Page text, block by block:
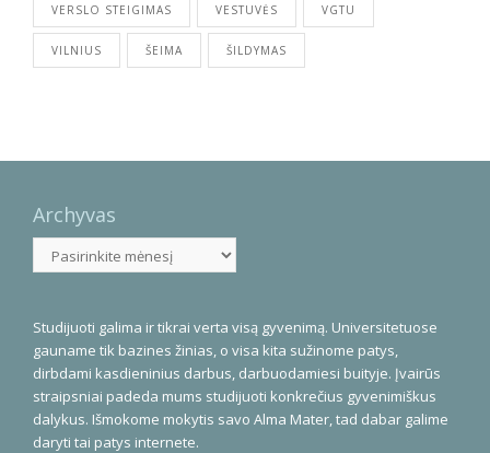
VERSLO STEIGIMAS VESTUVĖS VGTU
VILNIUS ŠEIMA ŠILDYMAS
Archyvas
Studijuoti galima ir tikrai verta visą gyvenimą. Universitetuose
gauname tik bazines žinias, o visa kita sužinome patys,
dirbdami kasdieninius darbus, darbuodamiesi buityje. Įvairūs
straipsniai padeda mums studijuoti konkrečius gyvenimiškus
dalykus. Išmokome mokytis savo Alma Mater, tad dabar galime
daryti tai patys internete.